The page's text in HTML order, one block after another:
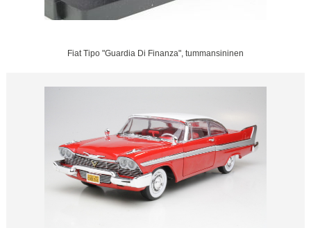
Fiat Tipo "Guardia Di Finanza", tummansininen